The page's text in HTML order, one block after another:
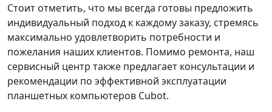
Стоит отметить, что мы всегда готовы предложить
индивидуальный подход к каждому заказу, стремясь
максимально удовлетворить потребности и
пожелания наших клиентов. Помимо ремонта, наш
сервисный центр также предлагает консультации и
рекомендации по эффективной эксплуатации
планшетных компьютеров Cubot.